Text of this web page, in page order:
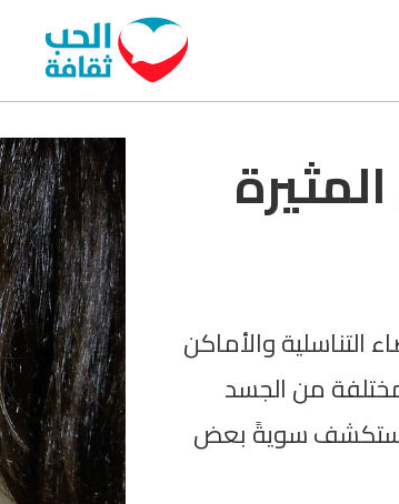
التناسلية والأماكن
من الجسد
نستكشف سويةً بعض